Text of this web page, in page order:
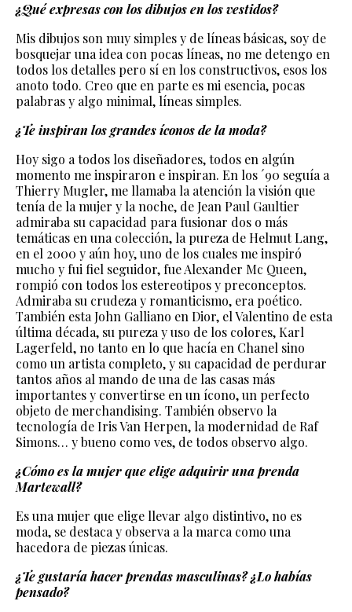
¿Qué expresas con los dibujos en los vestidos?
Mis dibujos son muy simples y de líneas básicas, soy de
bosquejar una idea con pocas líneas, no me detengo en
todos los detalles pero sí en los constructivos, esos los
anoto todo. Creo que en parte es mi esencia, pocas
palabras y algo minimal, líneas simples.
¿Te inspiran los grandes íconos de la moda?
Hoy sigo a todos los diseñadores, todos en algún
momento me inspiraron e inspiran. En los ´90 seguía a
Thierry Mugler, me llamaba la atención la visión que
tenía de la mujer y la noche, de Jean Paul Gaultier
admiraba su capacidad para fusionar dos o más
temáticas en una colección, la pureza de Helmut Lang,
en el 2000 y aún hoy, uno de los cuales me inspiró
mucho y fui fiel seguidor, fue Alexander Mc Queen,
rompió con todos los estereotipos y preconceptos.
Admiraba su crudeza y romanticismo, era poético.
También esta John Galliano en Dior, el Valentino de esta
última década, su pureza y uso de los colores, Karl
Lagerfeld, no tanto en lo que hacía en Chanel sino
como un artista completo, y su capacidad de perdurar
tantos años al mando de una de las casas más
importantes y convertirse en un ícono, un perfecto
objeto de merchandising. También observo la
tecnología de Iris Van Herpen, la modernidad de Raf
Simons… y bueno como ves, de todos observo algo.
¿Cómo es la mujer que elige adquirir una prenda
Martewall?
Es una mujer que elige llevar algo distintivo, no es
moda, se destaca y observa a la marca como una
hacedora de piezas únicas.
¿Te gustaría hacer prendas masculinas? ¿Lo habías
pensado?